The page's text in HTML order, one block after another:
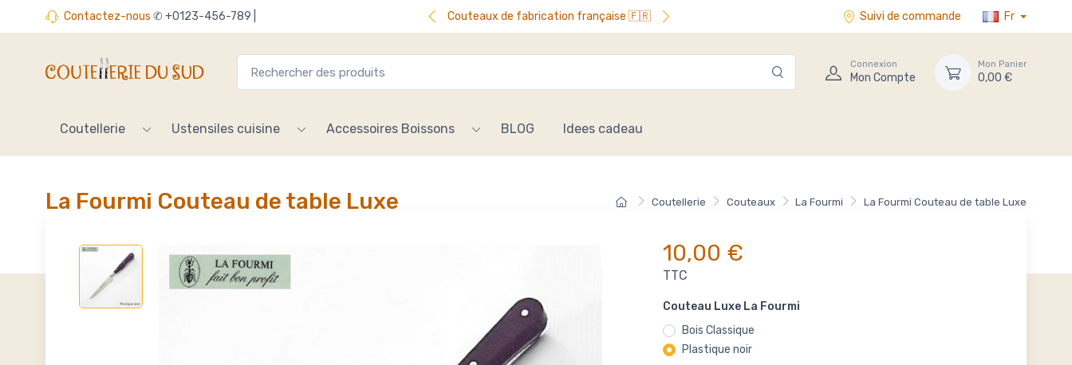
Contactez-nous ✆ +0123-456-789 | Couteaux de fabrication française 🇫🇷 Suivi de commande Fr
Connexion
Mon Compte
Mon Panier
0,00 €
Coutellerie Ustensiles cuisine Accessoires Boissons BLOG Idees cadeau
Coutellerie Couteaux La Fourmi La Fourmi Couteau de table Luxe
La Fourmi Couteau de table Luxe
10,00 €
TTC
Couteau Luxe La Fourmi
Bois Classique
Plastique noir